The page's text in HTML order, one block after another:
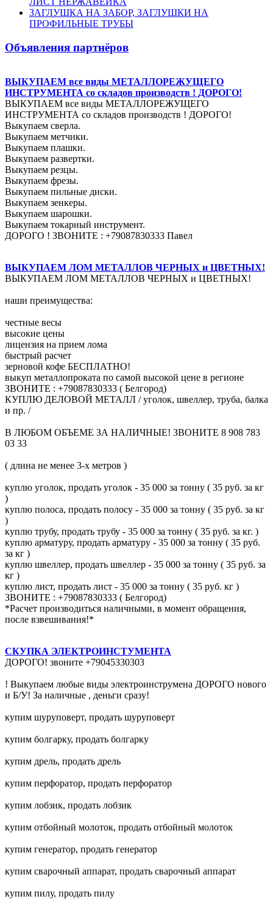
ЗАГЛУШКА НА ЗАБОР, ЗАГЛУШКИ НА
ПРОФИЛЬНЫЕ ТРУБЫ
Объявления партнёров
ВЫКУПАЕМ все виды МЕТАЛЛОРЕЖУЩЕГО
ИНСТРУМЕНТА со складов производств ! ДОРОГО!
ВЫКУПАЕМ все виды МЕТАЛЛОРЕЖУЩЕГО
ИНСТРУМЕНТА со складов производств ! ДОРОГО!
Выкупаем сверла.
Выкупаем метчики.
Выкупаем плашки.
Выкупаем развертки.
Выкупаем резцы.
Выкупаем фрезы.
Выкупаем пильные диски.
Выкупаем зенкеры.
Выкупаем шарошки.
Выкупаем токарный инструмент.
ДОРОГО ! ЗВОНИТЕ : +79087830333 Павел
ВЫКУПАЕМ ЛОМ МЕТАЛЛОВ ЧЕРНЫХ и ЦВЕТНЫХ!
ВЫКУПАЕМ ЛОМ МЕТАЛЛОВ ЧЕРНЫХ и ЦВЕТНЫХ!
наши преимущества:
честные весы
высокие цены
лицензия на прием лома
быстрый расчет
зерновой кофе БЕСПЛАТНО!
выкуп металлопроката по самой высокой цене в регионе
ЗВОНИТЕ : +79087830333 ( Белгород)
КУПЛЮ ДЕЛОВОЙ МЕТАЛЛ / уголок, швеллер, труба, балка
и пр. /
В ЛЮБОМ ОБЪЕМЕ ЗА НАЛИЧНЫЕ! ЗВОНИТЕ 8 908 783
03 33
( длина не менее 3-х метров )
куплю уголок, продать уголок - 35 000 за тонну ( 35 руб. за кг
)
куплю полоса, продать полосу - 35 000 за тонну ( 35 руб. за кг
)
куплю трубу, продать трубу - 35 000 за тонну ( 35 руб. за кг. )
куплю арматуру, продать арматуру - 35 000 за тонну ( 35 руб.
за кг )
куплю швеллер, продать швеллер - 35 000 за тонну ( 35 руб. за
кг )
куплю лист, продать лист - 35 000 за тонну ( 35 руб. кг )
ЗВОНИТЕ : +79087830333 ( Белгород)
*Расчет производиться наличными, в момент обращения,
после взвешивания!*
СКУПКА ЭЛЕКТРОИНСТУМЕНТА
ДОРОГО! звоните +79045330303
! Выкупаем любые виды электроинструмена ДОРОГО нового
и Б/У! За наличные , деньги сразу!
купим шуруповерт, продать шуруповерт
купим болгарку, продать болгарку
купим дрель, продать дрель
купим перфоратор, продать перфоратор
купим лобзик, продать лобзик
купим отбойный молоток, продать отбойный молоток
купим генератор, продать генератор
купим сварочный аппарат, продать сварочный аппарат
купим пилу, продать пилу